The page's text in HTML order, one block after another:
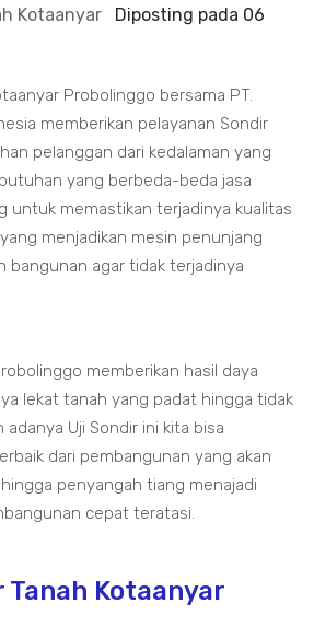
Kotaanyar Diposting pada 06
Probolinggo bersama PT.
memberikan pelayanan Sondir
pelanggan dari kedalaman yang
yang berbeda-beda jasa
untuk memastikan terjadinya kualitas
menjadikan mesin penunjang
bangunan agar tidak terjadinya
memberikan hasil daya
lekat tanah yang padat hingga tidak
Uji Sondir ini kita bisa
dari pembangunan yang akan
penyangah tiang menajadi
cepat teratasi.
Tanah Kotaanyar